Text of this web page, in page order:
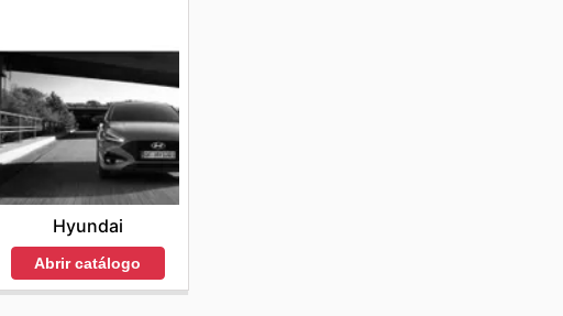
Hyundai
Abrir catálogo